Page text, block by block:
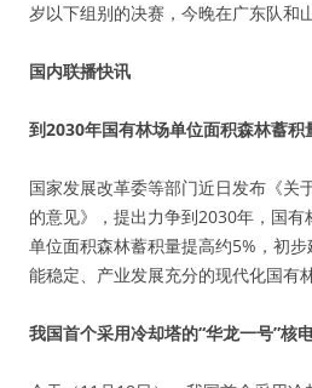
岁以下组别的决赛，今晚在广东队和
国内联播快讯
到2030年国有林场单位面积森林蓄积
国家发展改革委等部门近日发布《关
的意见》，提出力争到2030年，国有
单位面积森林蓄积量提高约5%，初
能稳定、产业发展充分的现代化国有
我国首个采用冷却塔的“华龙一号”核